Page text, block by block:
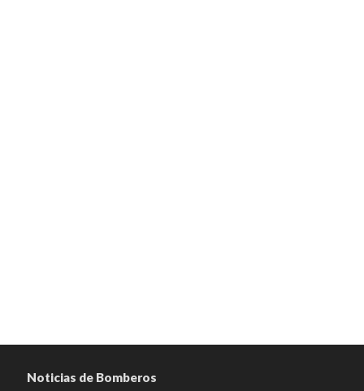
Noticias de Bomberos